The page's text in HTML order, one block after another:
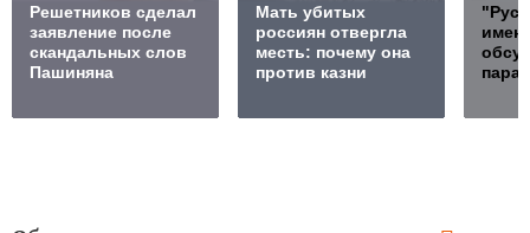
Решетников cделал
заявление после
скандальных слов
Пашиняна
Мать убитых
россиян отвергла
месть: почему она
против казни